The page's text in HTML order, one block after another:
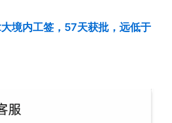
境内工签，57天获批，远低于